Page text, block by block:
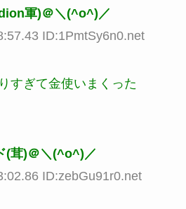
軍)＠＼(^o^)／
ID:1PmtSy6n0.net
すぎて金使いまくった
(茸)＠＼(^o^)／
ID:zebGu91r0.net